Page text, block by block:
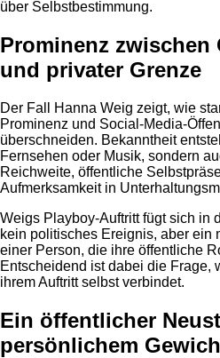
über Selbstbestimmung.
Prominenz
und privater Grenze
Der Fall Hanna Weig zeigt, wie
Prominenz und Social-Media-
überschneiden. Bekanntheit
Fernsehen oder Musik, sondern
Reichweite, öffentliche
Aufmerksamkeit in
Weigs Playboy-Auftritt fügt sich in
kein politisches Ereignis, aber ein
einer Person, die ihre öffentliche
Entscheidend ist dabei die Frage,
ihrem Auftritt selbst verbindet.
Ein öffentlicher
persönlichem